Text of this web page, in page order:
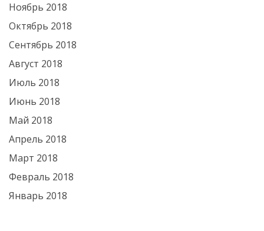
Ноябрь 2018
Октябрь 2018
Сентябрь 2018
Август 2018
Июль 2018
Июнь 2018
Май 2018
Апрель 2018
Март 2018
Февраль 2018
Январь 2018